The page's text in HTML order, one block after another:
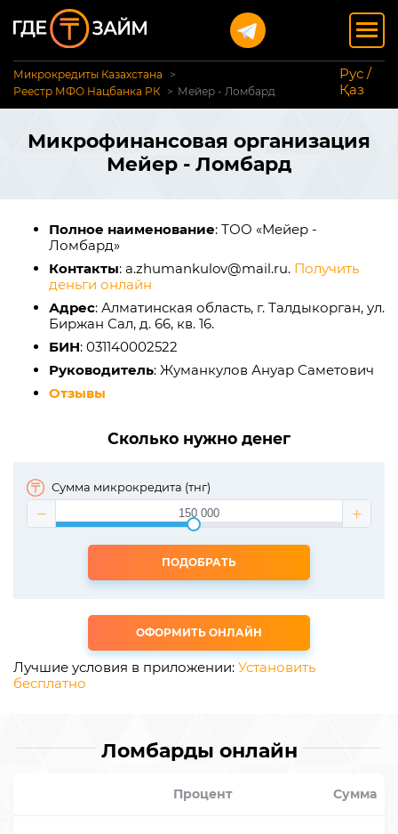
Микрокредиты Казахстана
Реестр МФО Нацбанка РК
Мейер - Ломбард
Рус /
Қаз
Микрофинансовая организация
Мейер - Ломбард
Полное наименование: ТОО «Мейер -
Ломбард»
Контакты: a.zhumankulov@mail.ru. Получить
деньги онлайн
Адрес: Алматинская область, г. Талдыкорган, ул.
Биржан Сал, д. 66, кв. 16.
БИН: 031140002522
Руководитель: Жуманкулов Ануар Саметович
Отзывы
Сколько нужно денег
Сумма микрокредита (тнг)
ПОДОБРАТЬ
ОФОРМИТЬ ОНЛАЙН
Лучшие условия в приложении: Установить
бесплатно
Ломбарды онлайн
Процент Сумма